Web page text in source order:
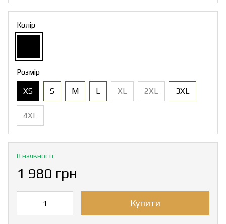
Колір
Розмір
XS S M L XL 2XL 3XL
4XL
В наявності
1 980 грн
Купити